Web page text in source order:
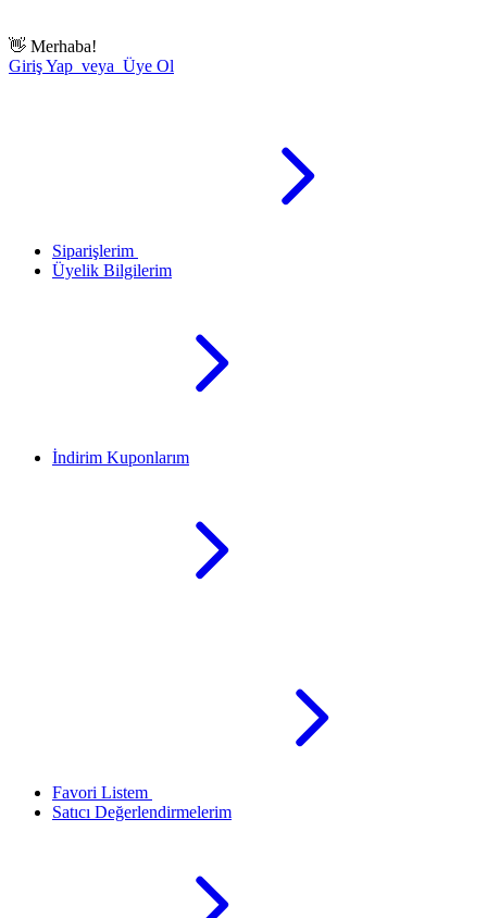
👋 Merhaba!
Giriş Yap veya Üye Ol
Siparişlerim
Üyelik Bilgilerim
İndirim Kuponlarım
Favori Listem
Satıcı Değerlendirmelerim